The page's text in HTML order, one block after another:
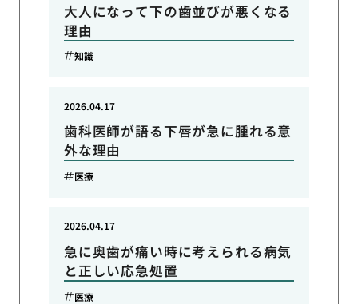
大人になって下の歯並びが悪くなる
理由
知識
歯科医師が語る下唇が急に腫れる意
外な理由
2026.04.17
医療
急に奥歯が痛い時に考えられる病気
と正しい応急処置
2026.04.17
医療